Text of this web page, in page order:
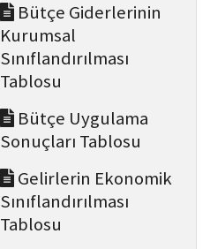
Bütçe Giderlerinin
Kurumsal
Sınıflandırılması
Tablosu
Bütçe Uygulama
Sonuçları Tablosu
Gelirlerin Ekonomik
Sınıflandırılması
Tablosu